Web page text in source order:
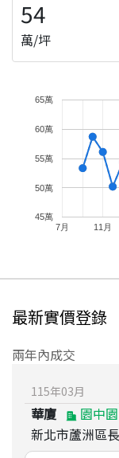
54
萬/坪
7月 11月
45萬
50萬
55萬
60萬
65萬
最新實價登錄
兩年內成交
115年03月
華廈
園中園
新北市蘆洲區